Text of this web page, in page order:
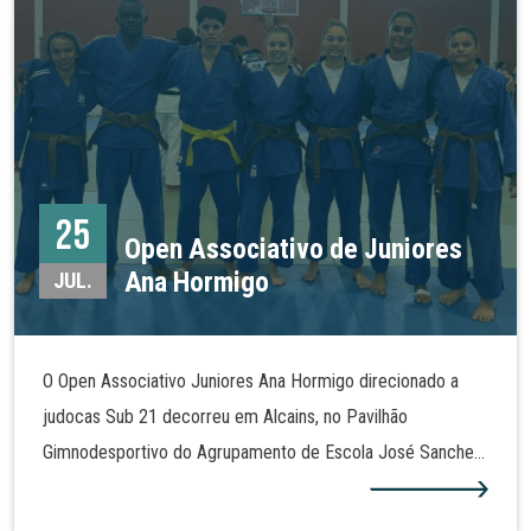
25
JUL.
Open Associativo de Juniores
Ana Hormigo
O Open Associativo Juniores Ana Hormigo direcionado a
judocas Sub 21 decorreu em Alcains, no Pavilhão
Gimnodesportivo do Agrupamento de Escola José Sanches
e São Vicente da beira. Em representação da Associação